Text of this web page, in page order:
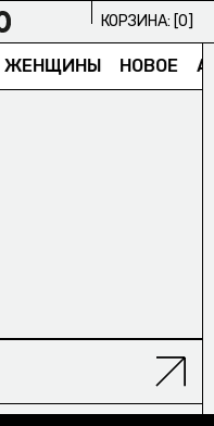
КОРЗИНА: [0]
ЖЕНЩИНЫ НОВОЕ